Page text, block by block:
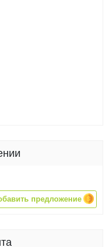
предложение